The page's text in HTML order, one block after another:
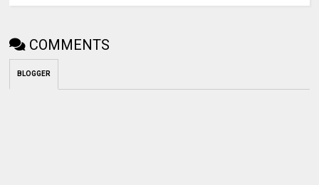
COMMENTS
BLOGGER